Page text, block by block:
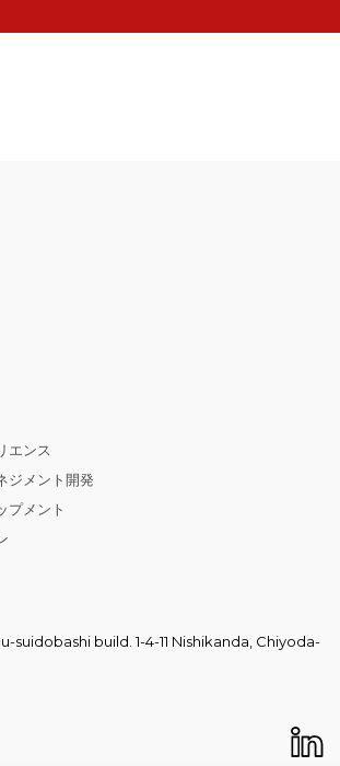
エンス
ジメント開発
プメント
suidobashi build. 1-4-11 Nishikanda, Chiyoda-